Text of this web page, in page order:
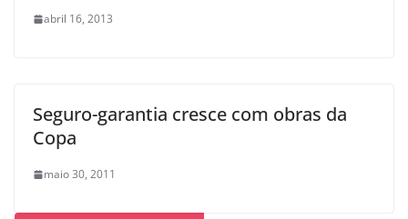
abril 16, 2013
Seguro-garantia cresce com obras da
Copa
maio 30, 2011